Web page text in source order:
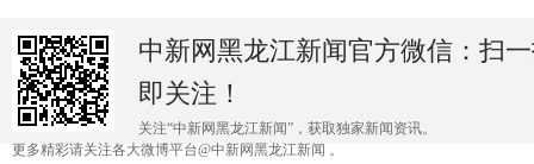
中新网黑龙江新闻官方微信：扫
即关注！
关注“中新网黑龙江新闻”，获取独家新闻资讯。
更多精彩请关注各大微博平台@中新网黑龙江新闻 。